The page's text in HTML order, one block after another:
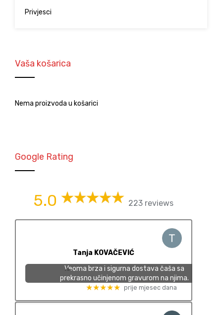
Privjesci
Vaša košarica
Nema proizvoda u košarici
Google Rating
5.0 223 reviews
Tanja KOVAČEVIĆ
Veoma brza i sigurna dostava čaša sa
prekrasno učinjenom gravurom na njima.
★★★★★ prije mjesec dana